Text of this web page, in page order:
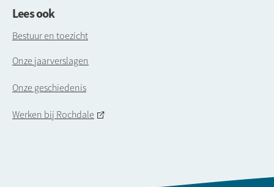
Lees ook
Bestuur en toezicht
Onze jaarverslagen
Onze geschiedenis
Werken bij Rochdale